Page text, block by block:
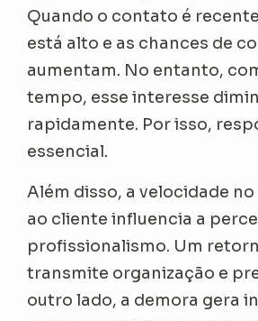
Quando o contato é
está alto e as chances de
aumentam. No entanto,
tempo, esse interesse
rapidamente. Por isso,
essencial.
Além disso, a velocidade
ao cliente influencia a
profissionalismo. Um
transmite organização e
outro lado, a demora gera